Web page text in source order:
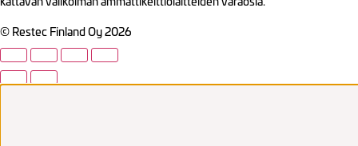
© Restec Finland Oy 2026